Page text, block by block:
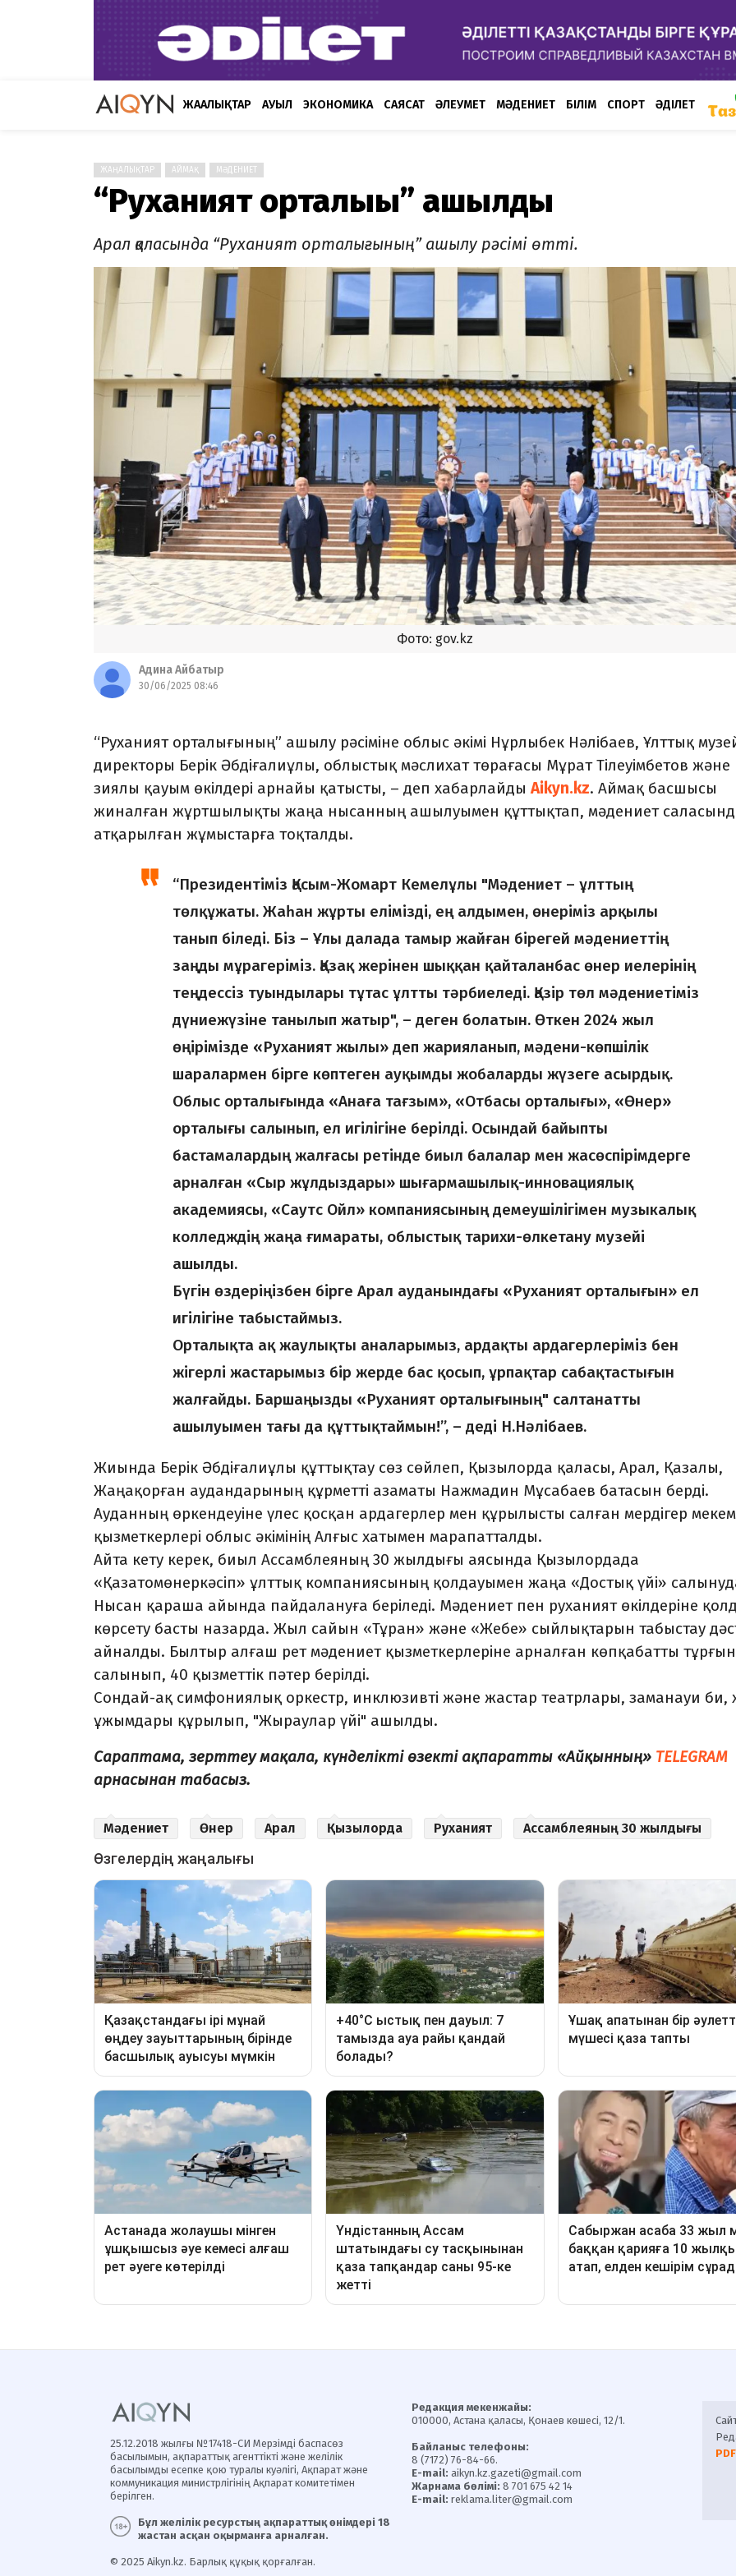
ЖАҢАЛЫҚТАР АУЫЛ ЭКОНОМИКА САЯСАТ ӘЛЕУМЕТ МӘДЕНИЕТ БІЛІМ СПОРТ ӘДІЛЕТ
ЖАҢАЛЫҚТАР АЙМАҚ МӘДЕНИЕТ
“Руханият орталығы” ашылды
Арал қаласында “Руханият орталығының” ашылу рәсімі өтті.
Фото: gov.kz
Адина Айбатыр
30/06/2025 08:46
“Руханият орталығының” ашылу рәсіміне облыс әкімі Нұрлыбек Нәлібаев, Ұлттық
директоры Берік Әбдіғалиұлы, облыстық мәслихат төрағасы Мұрат Тілеуімбетов және
зиялы қауым өкілдері арнайы қатысты, – деп хабарлайдыAikyn.kz. Аймақ басшысы
жиналған жұртшылықты жаңа нысанның ашылуымен құттықтап, мәдениет
атқарылған жұмыстарға тоқталды.
“Президентіміз Қасым-Жомарт Кемелұлы "Мәдениет – ұлттың
төлқұжаты. Жаһан жұрты елімізді, ең алдымен, өнеріміз арқылы
танып біледі. Біз – Ұлы далада тамыр жайған бірегей мәдениеттің
заңды мұрагеріміз. Қазақ жерінен шыққан қайталанбас өнер иелерінің
теңдессіз туындылары тұтас ұлтты тәрбиеледі. Қазір төл мәдениетіміз
дүниежүзіне танылып жатыр", – деген болатын. Өткен 2024 жыл
өңірімізде «Руханият жылы» деп жарияланып, мәдени-көпшілік
шаралармен бірге көптеген ауқымды жобаларды жүзеге асырдық.
Облыс орталығында «Анаға тағзым», «Отбасы орталығы», «Өнер»
орталығы салынып, ел игілігіне берілді. Осындай байыпты
бастамалардың жалғасы ретінде биыл балалар мен жасөспірімдерге
арналған «Сыр жұлдыздары» шығармашылық-инновациялық
академиясы, «Саутс Ойл» компаниясының демеушілігімен музыкалық
колледждің жаңа ғимараты, облыстық тарихи-өлкетану музейі
ашылды.
Бүгін өздеріңізбен бірге Арал ауданындағы «Руханият орталығын» ел
игілігіне табыстаймыз.
Орталықта ақ жаулықты аналарымыз, ардақты ардагерлеріміз бен
жігерлі жастарымыз бір жерде бас қосып, ұрпақтар сабақтастығын
жалғайды. Баршаңызды «Руханият орталығының" салтанатты
ашылуымен тағы да құттықтаймын!”, – деді Н.Нәлібаев.
Жиында Берік Әбдіғалиұлы құттықтау сөз сөйлеп, Қызылорда қаласы, Арал, Қазалы,
Жаңақорған аудандарының құрметті азаматы Нажмадин Мұсабаев батасын берді.
Ауданның өркендеуіне үлес қосқан ардагерлер мен құрылысты салған мердігер
қызметкерлері облыс әкімінің Алғыс хатымен марапатталды.
Айта кету керек, биыл Ассамблеяның 30 жылдығы аясында Қызылордада
«Қазатомөнеркәсіп» ұлттық компаниясының қолдауымен жаңа «Достық үйі»
Нысан қараша айында пайдалануға беріледі. Мәдениет пен руханият өкілдеріне
көрсету басты назарда. Жыл сайын «Тұран» және «Жебе» сыйлықтарын табыстау
айналды. Былтыр алғаш рет мәдениет қызметкерлеріне арналған көпқабатты
салынып, 40 қызметтік пәтер берілді.
Сондай-ақ симфониялық оркестр, инклюзивті және жастар театрлары, заманауи би,
ұжымдары құрылып, "Жыраулар үйі" ашылды.
Сараптама, зерттеу мақала, күнделікті өзекті ақпаратты «Айқынның» TELEGRAM
арнасынан табасыз.
Мәдениет Өнер Арал Қызылорда Руханият Ассамблеяның 30 жылдығы
25.12.2018 жылғы №17418-СИ Мерзімді баспасөз
басылымын, ақпараттық агенттікті және желілік
басылымды есепке қою туралы куәлігі, Ақпарат және
коммуникация министрлігінің Ақпарат комитетімен
берілген.
Бұл желілік ресурстың ақпараттық өнімдері 18
жастан асқан оқырманға арналған.
© 2025 Aikyn.kz. Барлық құқық қорғалған.
Редакция мекенжайы:
010000, Астана қаласы, Қонаев көшесі, 12/1.
Байланыс телефоны:
8 (7172) 76-84-66.
E-mail: aikyn.kz.gazeti@gmail.com
Жарнама бөлімі: 8 701 675 42 14
E-mail: reklama.liter@gmail.com